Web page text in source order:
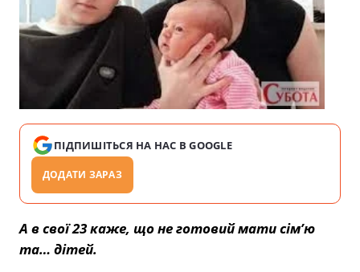
ПІДПИШІТЬСЯ НА НАС В GOOGLE
ДОДАТИ ЗАРАЗ
А в свої 23 каже, що не готовий мати сім’ю
та… дітей.